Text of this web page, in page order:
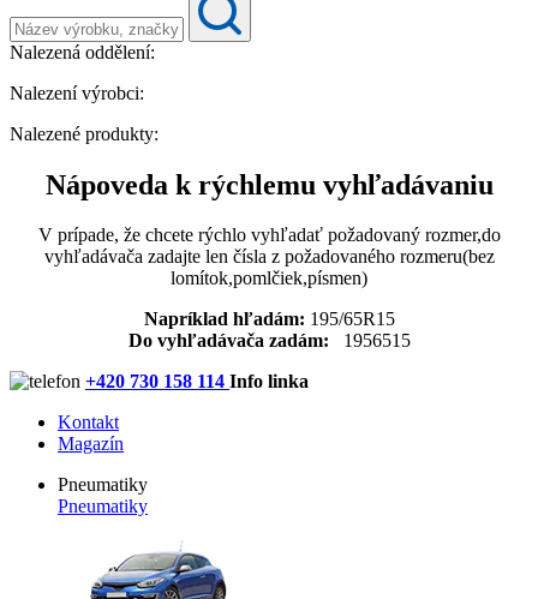
Nalezená oddělení:
Nalezení výrobci:
Nalezené produkty:
Nápoveda k rýchlemu vyhľadávaniu
V prípade, že chcete rýchlo vyhľadať požadovaný rozmer,do
vyhľadávača zadajte len čísla z požadovaného rozmeru(bez
lomítok,pomlčiek,písmen)
Napríklad hľadám: 195/65R15
Do vyhľadávača zadám: 1956515
+420 730 158 114 Info linka
Kontakt
Magazín
Pneumatiky
Pneumatiky